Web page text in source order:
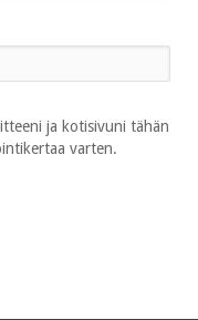
ja kotisivuni tähän
varten.